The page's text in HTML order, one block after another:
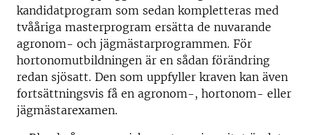
kandidatprogram som sedan kompletteras med
tvååriga masterprogram ersätta de nuvarande
agronom- och jägmästarprogrammen. För
hortonomutbildningen är en sådan förändring
redan sjösatt. Den som uppfyller kraven kan även
fortsättningsvis få en agronom-, hortonom- eller
jägmästarexamen.